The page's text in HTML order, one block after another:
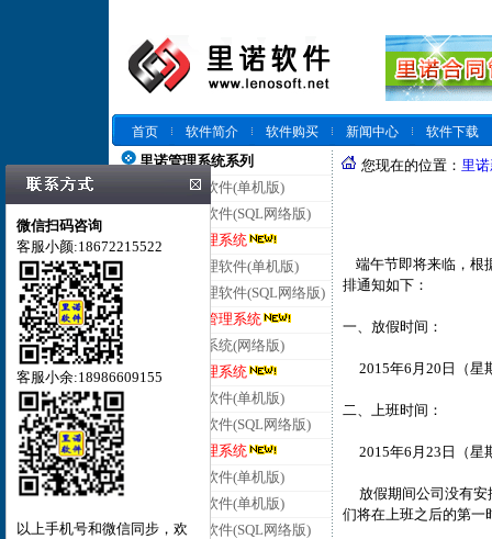
首页 软件简介 软件购买 新闻中心
软件下载
里诺管理系统系列
里诺仓库管理软件(单机版)
里诺仓库管理软件(SQL网络版)
里诺云仓库管理系统
里诺进销存管理软件(单机版)
里诺进销存管理软件(SQL网络版)
里诺云进销存管理系统
里诺客户管理系统(网络版)
里诺云客户管理系统
里诺合同管理软件(单机版)
里诺合同管理软件(SQL网络版)
里诺云合同管理系统
里诺会员管理软件(单机版)
里诺销售管理软件(单机版)
里诺销售管理软件(SQL网络版)
您现在的位置： 里
端午节即将来临，根
排通知如下：
一、放假时间：
2015年6月20日（星
二、上班时间：
2015年6月23日（星
放假期间公司没有安
们将在上班之后的第一
微信扫码咨询
客服小颜:18672215522
客服小余:18986609155
以上手机号和微信同步，欢